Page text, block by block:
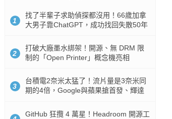
1
找了半輩子求助偵探都沒用！66歲加拿
大男子靠ChatGPT，成功找回失散50年
2
打破大廠墨水綁架！開源、無 DRM 限
制的「Open Printer」概念機亮相
3
台積電2奈米太猛了！流片量是3奈米同
期的4倍，Google與蘋果搶首發、輝達
GitHub 狂攬 4 萬星！Headroom 開源工